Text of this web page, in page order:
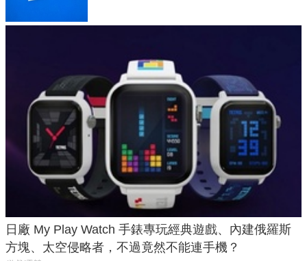
日廠 My Play Watch 手錶專玩經典遊戲、內建俄羅斯
方塊、太空侵略者，不過竟然不能連手機？